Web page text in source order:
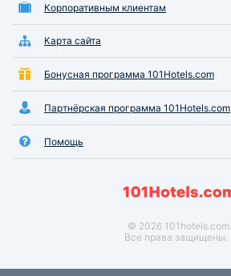
Корпоративным клиентам
Карта сайта
Бонусная программа 101Hotels.com
Партнёрская программа 101Hotels.com
Помощь
© 2026 101hotels.com.
Все права защищены.